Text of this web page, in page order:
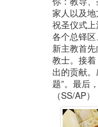
家人以及地
祝圣仪式
各个总铎
新主教首
教士。接
出的贡献
题”。最后
（SS/AP